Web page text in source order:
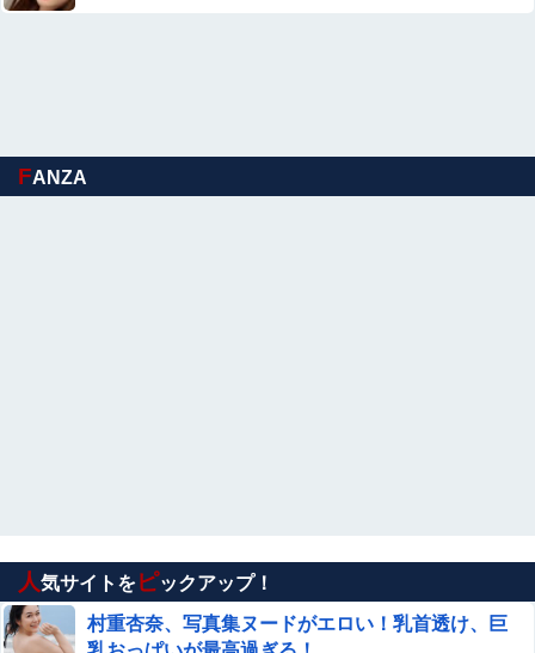
【画像】ワンピースおだっち、ちいかわに敗北宣言「何が
ちいかわだと思っていた」
【朗報】ワンピースより面白い漫画、ガチでこの世に存在
しないかもしれないｗｗｗ
FANZA
人気サイトをピックアップ！
村重杏奈、写真集ヌードがエロい！乳首透け、巨